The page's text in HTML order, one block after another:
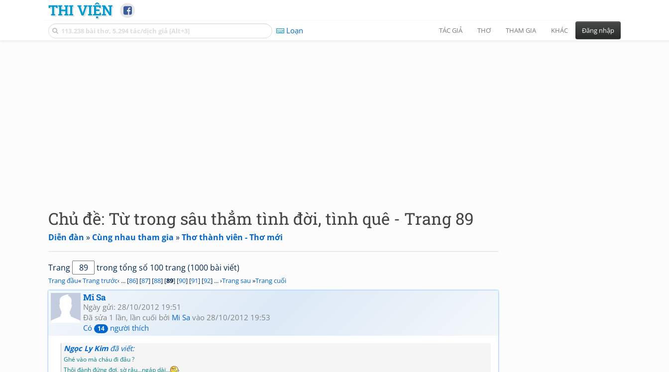
THI VIỆN
Loạn TÁC GIẢ THƠ THAM GIA KHÁC Đăng nhập
Chủ đề: Từ trong sâu thẳm tình đời, tình quê - Trang 89
Diễn đàn » Cùng nhau tham gia »Thơ thành viên - Thơ mới
Trang trong tổng số 100 trang (1000 bài viết)
Trang đầu«Trang trước‹ ... [86] [87] [88] [89] [90] [91] [92] ... ›Trang sau »Trang cuối
Mi Sa
Ngày gửi: 28/10/2012 19:51
Đã sửa 1 lần, lần cuối bởi Mi Sa vào 28/10/2012 19:53
Có
14 người thích
Ngọc Ly Kimđã viết:
Ghé vào mà cháu đi đâu ?
Thôi đành đứng đơị, sờ râu...ngáp dài...